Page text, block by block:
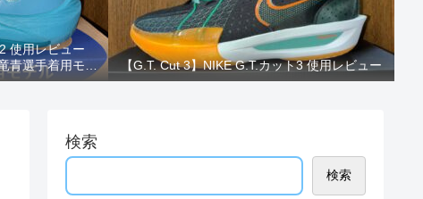
使用レビュー
青選手着用モデ
【G.T. Cut 3】NIKE G.T.カット3 使用レビュー
検索
検索